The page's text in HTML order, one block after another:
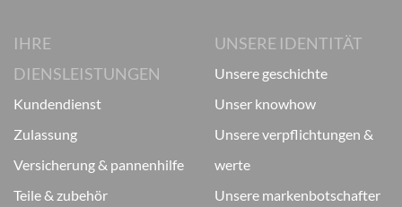
IHRE
DIENSLEISTUNGEN
kundendienst
zulassung
versicherung & pannenhilfe
teile & zubehör
UNSERE IDENTITÄT
unsere geschichte
unser knowhow
unsere verpflichtungen &
werte
unsere markenbotschafter